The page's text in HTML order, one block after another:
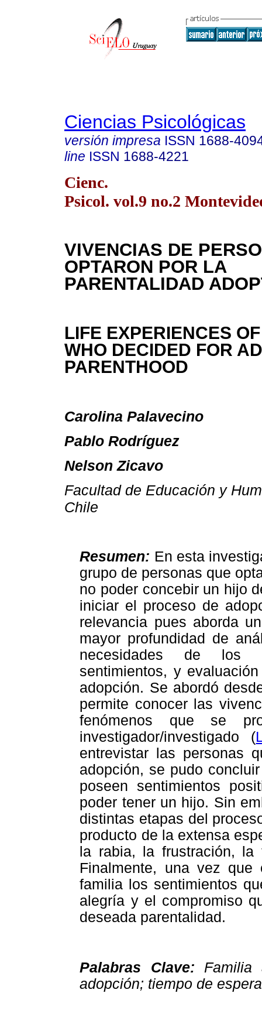
Ciencias Psicológicas
versión impresa ISSN 1688-
line ISSN 1688-4221
Cienc.
Psicol. vol.9 no.2
VIVENCIAS DE
OPTARON POR LA
PARENTALIDAD
LIFE EXPERIENCES
WHO DECIDED FOR
PARENTHOOD
Carolina Palavecino
Pablo Rodríguez
Nelson Zicavo
Facultad de Educación y
Chile
Resumen: En esta
grupo de personas que
no poder concebir un hijo
iniciar el proceso de
relevancia pues aborda
mayor profundidad de
necesidades de los
sentimientos, y
adopción. Se abordó
permite conocer las
fenómenos que se
investigador/investigado (
entrevistar las personas
adopción, se pudo
poseen sentimientos
poder tener un hijo. Sin
distintas etapas del
producto de la extensa
la rabia, la frustración, la
Finalmente, una vez
familia los sentimientos
alegría y el compromiso
deseada parentalidad.
Palabras Clave: Familia
adopción; tiempo de espera